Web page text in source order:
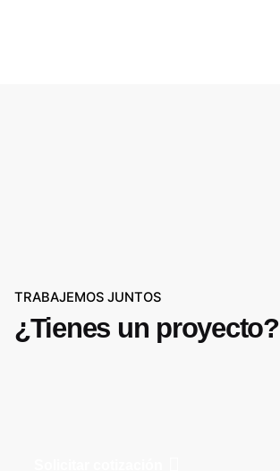
TRABAJEMOS JUNTOS
¿Tienes un proyecto?